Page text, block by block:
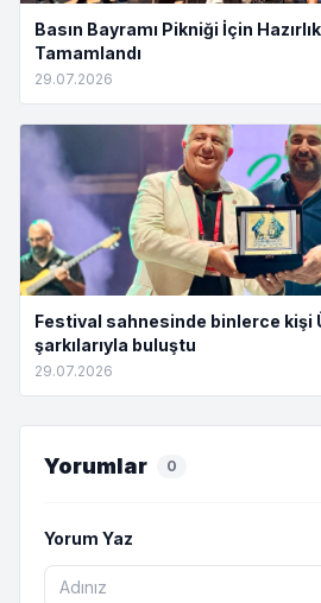
Basın Bayramı Pikniği İçin
Tamamlandı
29.07.2026
Festival sahnesinde binlerce kişi
şarkılarıyla buluştu
29.07.2026
Yorumlar 0
Yorum Yaz